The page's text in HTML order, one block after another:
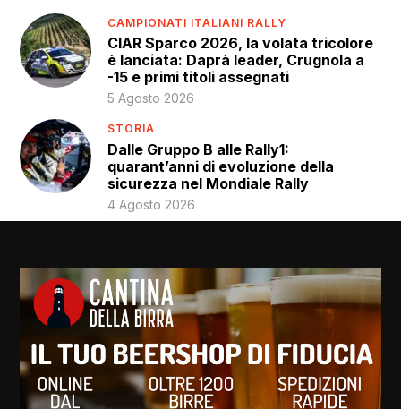
CAMPIONATI ITALIANI RALLY
CIAR Sparco 2026, la volata tricolore
è lanciata: Daprà leader, Crugnola a
-15 e primi titoli assegnati
5 Agosto 2026
STORIA
Dalle Gruppo B alle Rally1:
quarant’anni di evoluzione della
sicurezza nel Mondiale Rally
4 Agosto 2026